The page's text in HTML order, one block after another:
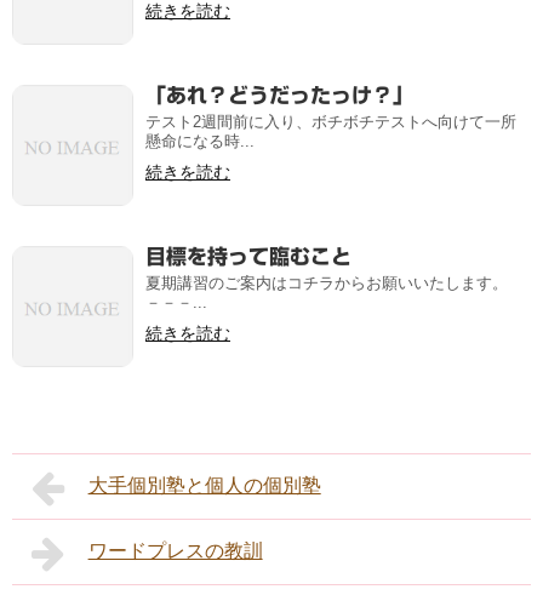
続きを読む
「あれ？どうだったっけ？」
テスト2週間前に入り、ボチボチテストへ向けて一所
懸命になる時...
続きを読む
目標を持って臨むこと
夏期講習のご案内はコチラからお願いいたします。
－－－...
続きを読む
大手個別塾と個人の個別塾
ワードプレスの教訓